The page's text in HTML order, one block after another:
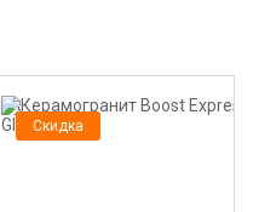
Скидка